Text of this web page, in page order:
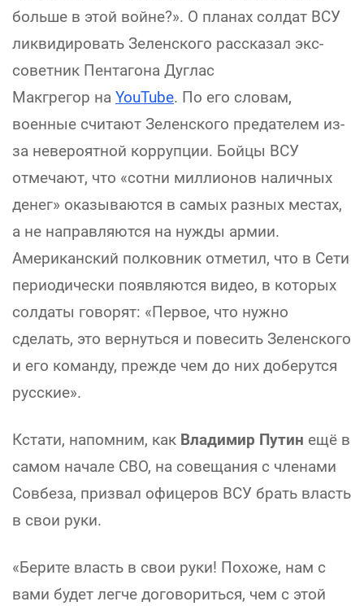
больше в этой войне?». О планах солдат ВСУ
ликвидировать Зеленского рассказал экс-
советник Пентагона Дуглас
Макгрегор на YouTube. По его словам,
военные считают Зеленского предателем из-
за невероятной коррупции. Бойцы ВСУ
отмечают, что «сотни миллионов наличных
денег» оказываются в самых разных местах,
а не направляются на нужды армии.
Американский полковник отметил, что в Сети
периодически появляются видео, в которых
солдаты говорят: «Первое, что нужно
сделать, это вернуться и повесить Зеленского
и его команду, прежде чем до них доберутся
русские».
Кстати, напомним, как Владимир Путин ещё в
самом начале СВО, на совещания с членами
Совбеза, призвал офицеров ВСУ брать власть
в свои руки.
«Берите власть в свои руки! Похоже, нам с
вами будет легче договориться, чем с этой